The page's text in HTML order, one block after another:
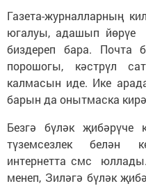
Газета-журналлар­ның
югалуы, адашып йөрүе
биздереп бара. Почта
порошогы, кәстрүл
калмасын иде. Ике
барын да онытмаска
Безгә бүләк
түземсезлек белән
интернетта смс
менеп, Зиләгә бүләк